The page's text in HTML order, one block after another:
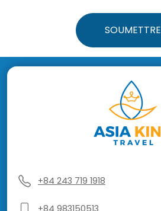
SOUMETTRE
+84 243 719 1918
+84 983150513